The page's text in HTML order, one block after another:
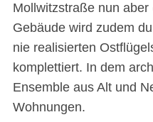
Mollwitzstraße nun
Gebäude wird zudem
nie realisierten
komplettiert. In dem
Ensemble aus Alt und
Wohnungen.